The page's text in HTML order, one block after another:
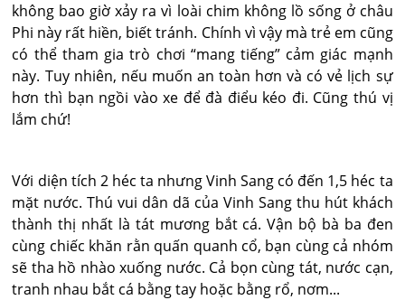
không bao giờ xảy ra vì loài chim không lồ sống ở châu
Phi này rất hiền, biết tránh. Chính vì vậy mà trẻ em cũng
có thể tham gia trò chơi “mang tiếng” cảm giác mạnh
này. Tuy nhiên, nếu muốn an toàn hơn và có vẻ lịch sự
hơn thì bạn ngồi vào xe để đà điểu kéo đi. Cũng thú vị
lắm chứ!
Với diện tích 2 héc ta nhưng Vinh Sang có đến 1,5 héc ta
mặt nước. Thú vui dân dã của Vinh Sang thu hút khách
thành thị nhất là tát mương bắt cá. Vận bộ bà ba đen
cùng chiếc khăn rằn quấn quanh cổ, bạn cùng cả nhóm
sẽ tha hồ nhào xuống nước. Cả bọn cùng tát, nước cạn,
tranh nhau bắt cá bằng tay hoặc bằng rổ, nơm...